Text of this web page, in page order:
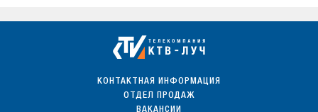
КОНТАКТНАЯ ИНФОРМАЦИЯ
ОТДЕЛ ПРОДАЖ
ВАКАНСИИ